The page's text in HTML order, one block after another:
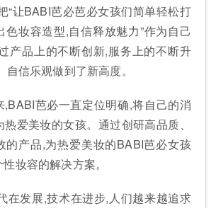
“让BABI芭必芭必女孩们简单轻松打
色妆容造型,自信释放魅力”作为自己
产品上的不断创新,服务上的不断升
信乐观做到了新高度。
,BABI芭必一直定位明确,将自己的消
爱美妆的女孩。通过创研高品质、
的产品,为热爱美妆的BABI芭必女孩
妆容的解决方案。
在发展,技术在进步,人们越来越追求